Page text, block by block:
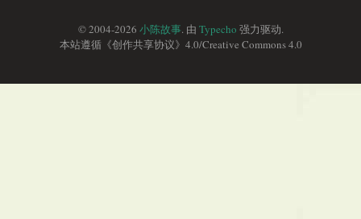
© 2004-2026 小陈故事. 由 Typecho 强力驱动.
本站遵循《创作共享协议》4.0/Creative Commons 4.0